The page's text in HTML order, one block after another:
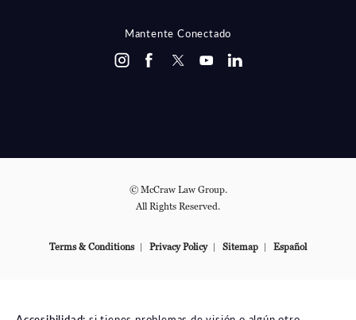
Mantente Conectado
© McCraw Law Group.
All Rights Reserved.
Terms & Conditions Privacy Policy Sitemap Español